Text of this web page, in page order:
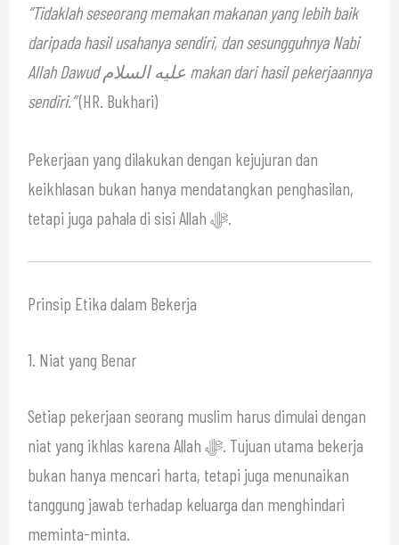
“Tidaklah seseorang memakan makanan yang lebih baik
daripada hasil usahanya sendiri, dan sesungguhnya Nabi
Allah Dawud عليه السلام makan dari hasil pekerjaannya
sendiri.”(HR. Bukhari)
Pekerjaan yang dilakukan dengan kejujuran dan
keikhlasan bukan hanya mendatangkan penghasilan,
tetapi juga pahala di sisi Allah ﷻ.
Prinsip Etika dalam Bekerja
1. Niat yang Benar
Setiap pekerjaan seorang muslim harus dimulai dengan
niat yang ikhlas karena Allah ﷻ. Tujuan utama bekerja
bukan hanya mencari harta, tetapi juga menunaikan
tanggung jawab terhadap keluarga dan menghindari
meminta-minta.